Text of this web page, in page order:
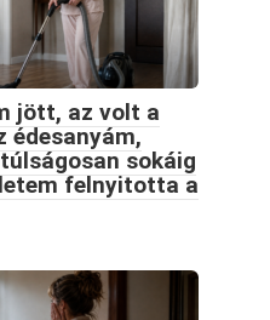
jött, az volt a
édesanyám,
sokáig
felnyitotta a